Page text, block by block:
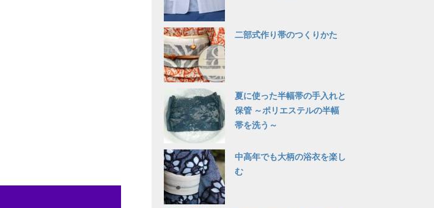
二部式作り帯のつくりかた
夏に使った半幅帯の手入れと
保管 ～ポリエステルの半幅
帯を洗う～
中高年でも大柄の浴衣を楽し
む